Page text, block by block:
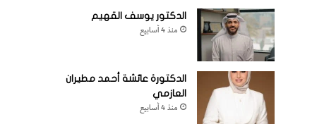
الدكتور يوسف القهيم
منذ 4 أسابيع
الدكتورة عائشة أحمد مطيران
العازمي
منذ 4 أسابيع